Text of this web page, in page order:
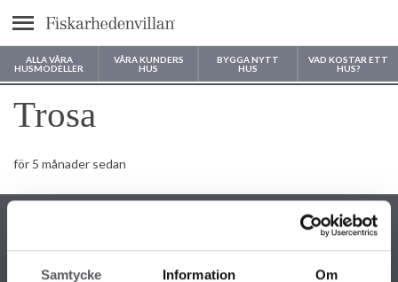
Samtycke Information Om
Meny
ALLA VÅRA
HUSMODELLER
VÅRA KUNDERS
HUS
BYGGA NYTT
HUS
VAD KOSTAR ETT
HUS?
Var vill du bygga ditt hus?
Trosa
för 5 månader sedan